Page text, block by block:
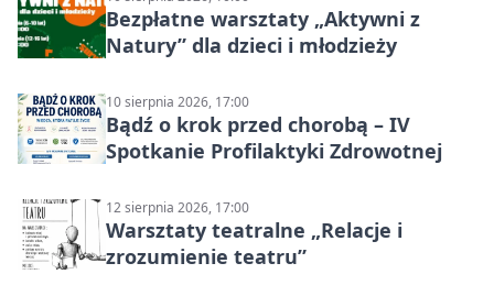
Bezpłatne warsztaty „Aktywni z
Natury” dla dzieci i młodzieży
10 sierpnia 2026, 17:00
Bądź o krok przed chorobą – IV
Spotkanie Profilaktyki Zdrowotnej
12 sierpnia 2026, 17:00
Warsztaty teatralne „Relacje i
zrozumienie teatru”